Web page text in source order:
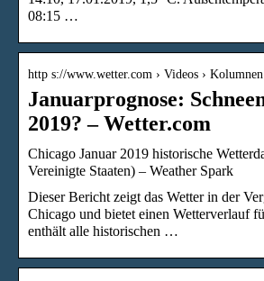
08:15 …
http s://www.wetter.com › Videos › Kolumnen
Januarprognose:
2019? – Wetter.com
Chicago Januar 2019 historische
Vereinigte Staaten) – Weather Spark
Dieser Bericht zeigt das Wetter in der
Chicago und bietet einen Wetterverlauf
enthält alle historischen …